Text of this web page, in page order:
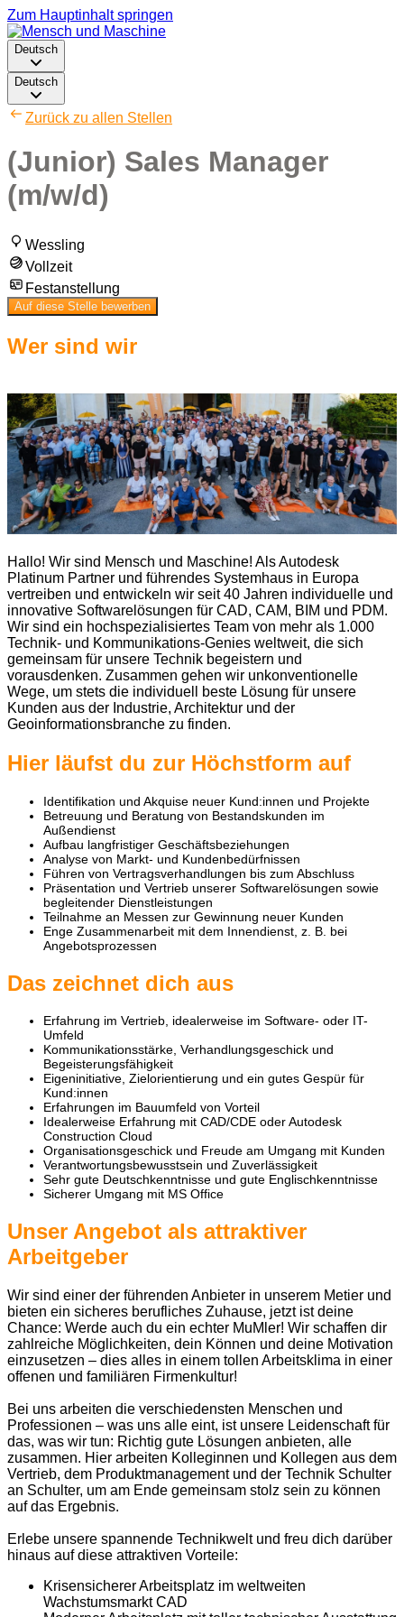
Zum Hauptinhalt springen
Deutsch
Deutsch
Zurück zu allen Stellen
(Junior) Sales Manager
(m/w/d)
Wessling
Vollzeit
Festanstellung
Auf diese Stelle bewerben
Wer sind wir
Hallo! Wir sind Mensch und Maschine! Als Autodesk
Platinum Partner und führendes Systemhaus in Europa
vertreiben und entwickeln wir seit 40 Jahren individuelle und
innovative Softwarelösungen für CAD, CAM, BIM und PDM.
Wir sind ein hochspezialisiertes Team von mehr als 1.000
Technik- und Kommunikations-Genies weltweit, die sich
gemeinsam für unsere Technik begeistern und
vorausdenken. Zusammen gehen wir unkonventionelle
Wege, um stets die individuell beste Lösung für unsere
Kunden aus der Industrie, Architektur und der
Geoinformationsbranche zu finden.
Hier läufst du zur Höchstform auf
Identifikation und Akquise neuer Kund:innen und Projekte
Betreuung und Beratung von Bestandskunden im
Außendienst
Aufbau langfristiger Geschäftsbeziehungen
Analyse von Markt- und Kundenbedürfnissen
Führen von Vertragsverhandlungen bis zum Abschluss
Präsentation und Vertrieb unserer Softwarelösungen sowie
begleitender Dienstleistungen
Teilnahme an Messen zur Gewinnung neuer Kunden
Enge Zusammenarbeit mit dem Innendienst, z. B. bei
Angebotsprozessen
Das zeichnet dich aus
Erfahrung im Vertrieb, idealerweise im Software- oder IT-
Umfeld
Kommunikationsstärke, Verhandlungsgeschick und
Begeisterungsfähigkeit
Eigeninitiative, Zielorientierung und ein gutes Gespür für
Kund:innen
Erfahrungen im Bauumfeld von Vorteil
Idealerweise Erfahrung mit CAD/CDE oder Autodesk
Construction Cloud
Organisationsgeschick und Freude am Umgang mit Kunden
Verantwortungsbewusstsein und Zuverlässigkeit
Sehr gute Deutschkenntnisse und gute Englischkenntnisse
Sicherer Umgang mit MS Office
Unser Angebot als attraktiver
Arbeitgeber
Wir sind einer der führenden Anbieter in unserem Metier und
bieten ein sicheres berufliches Zuhause, jetzt ist deine
Chance: Werde auch du ein echter MuMler! Wir schaffen dir
zahlreiche Möglichkeiten, dein Können und deine Motivation
einzusetzen – dies alles in einem tollen Arbeitsklima in einer
offenen und familiären Firmenkultur!
Bei uns arbeiten die verschiedensten Menschen und
Professionen – was uns alle eint, ist unsere Leidenschaft für
das, was wir tun: Richtig gute Lösungen anbieten, alle
zusammen. Hier arbeiten Kolleginnen und Kollegen aus dem
Vertrieb, dem Produktmanagement und der Technik Schulter
an Schulter, um am Ende gemeinsam stolz sein zu können
auf das Ergebnis.
Erlebe unsere spannende Technikwelt und freu dich darüber
hinaus auf diese attraktiven Vorteile:
Krisensicherer Arbeitsplatz im weltweiten
Wachstumsmarkt CAD